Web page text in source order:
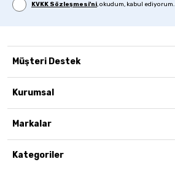
KVKK Sözleşmesi'ni, okudum, kabul ediyorum.
Müşteri Destek
Kurumsal
Markalar
Kategoriler